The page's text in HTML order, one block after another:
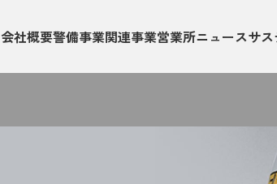
会社概要警備事業関連事業営業所ニュースサ